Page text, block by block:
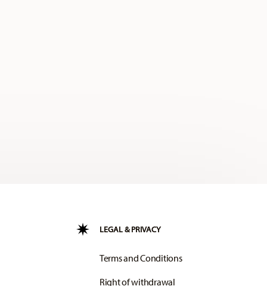
LEGAL & PRIVACY
Terms and Conditions
Right of withdrawal